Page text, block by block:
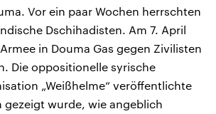
Vor ein paar Wochen herrschten
Dschihadisten. Am 7. April
in Douma Gas gegen Zivilisten
Die oppositionelle syrische
„Weißhelme“ veröffentlichte
gezeigt wurde, wie angeblich